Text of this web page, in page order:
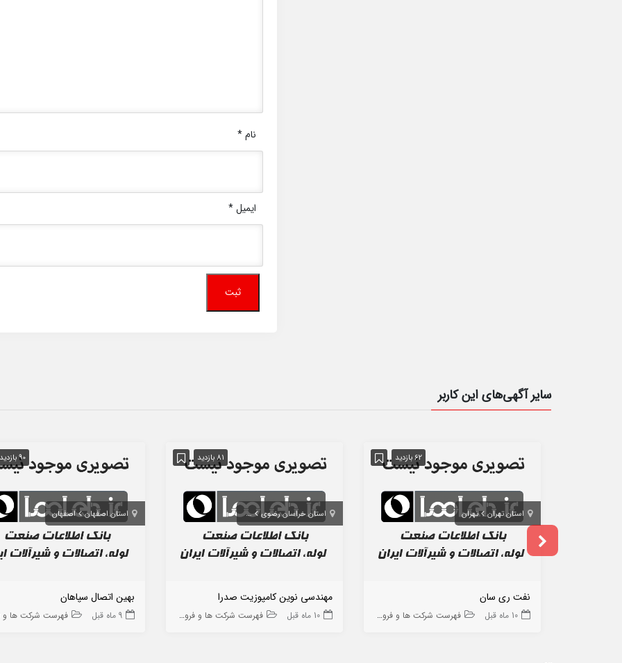
نام*
ایمیل*
سایر آگهی‌های این کاربر
62 بازدید
استان تهران تهران
نفت ری سان
10 ماه قبل فهرست شرکت ها و فروشگاه ها
81 بازدید
استان خراسان رضوی مشهد
مهندسی نوین کامپوزیت صدرا
10 ماه قبل فهرست شرکت ها و فروشگاه ها
90 بازدید
استان اصفهان اصفهان
بهین اتصال سپاهان
9 ماه قبل فهرست شرکت ها و